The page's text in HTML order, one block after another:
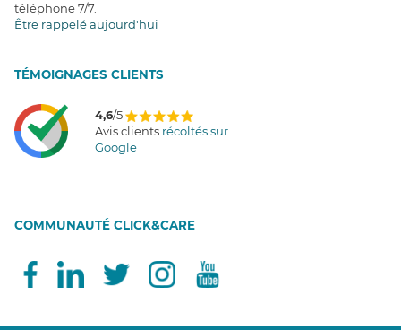
téléphone 7/7
Être rappelé aujourd'hui
TÉMOIGNAGES CLIENTS
4,6/5
Avis clients récoltés sur
Google
COMMUNAUTÉ CLICK&CARE